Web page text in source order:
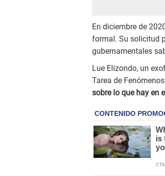
En diciembre de
formal. Su solicitud
gubernamentales
Lue Elizondo, un
Tarea de
sobre lo que hay en